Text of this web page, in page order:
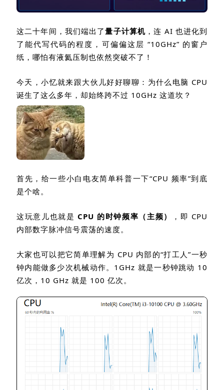
这二十年间，我们端出了量子计算机 ，连 AI 也进化到
了能代写代码的程度，可偏偏这层 “10GHz” 的窗户
纸，哪怕有液氦压制也依然突破不了！
今天，小忆就来跟大伙儿好好聊聊：为什么电脑 CPU
诞生了这么多年，却始终跨不过 10GHz 这道坎？
首先，给一些小白电友简单科普一下“CPU 频率”到底
是个啥。
这玩意儿也就是 CPU 的时钟频率（主频） ，即 CPU
内部数字脉冲信号震荡的速度。
大家也可以把它简单理解为 CPU 内部的“打工人”一秒
钟内能做多少次机械动作。 1GHz 就是一秒钟跳动 10
亿次， 10 GHz 就是 100 亿次。